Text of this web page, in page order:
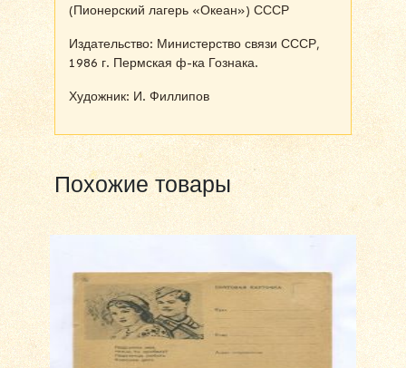
(Пионерский лагерь «Океан») СССР
Издательство: Министерство связи СССР,
1986 г. Пермская ф-ка Гознака.
Художник: И. Филлипов
Похожие товары